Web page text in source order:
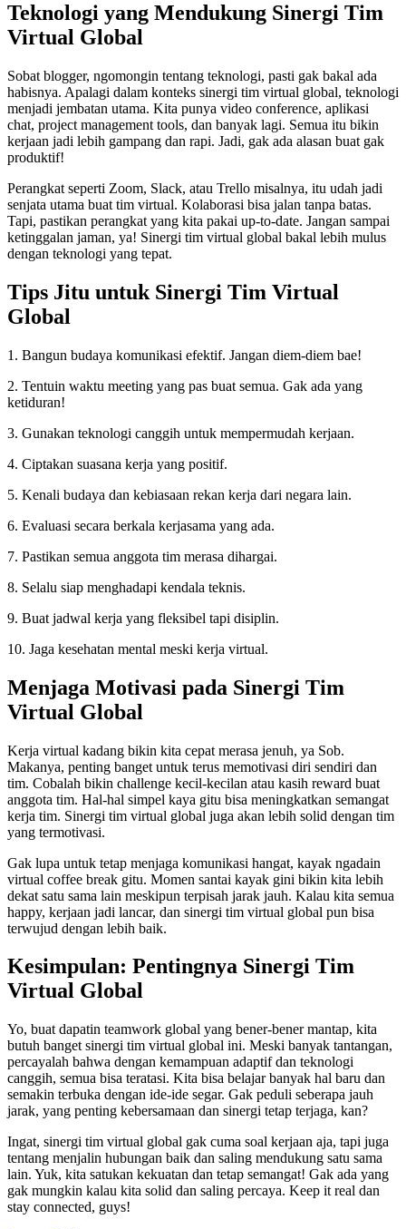
Teknologi yang Mendukung Sinergi Tim
Virtual Global
Sobat blogger, ngomongin tentang teknologi, pasti gak bakal ada
habisnya. Apalagi dalam konteks sinergi tim virtual global, teknologi
menjadi jembatan utama. Kita punya video conference, aplikasi
chat, project management tools, dan banyak lagi. Semua itu bikin
kerjaan jadi lebih gampang dan rapi. Jadi, gak ada alasan buat gak
produktif!
Perangkat seperti Zoom, Slack, atau Trello misalnya, itu udah jadi
senjata utama buat tim virtual. Kolaborasi bisa jalan tanpa batas.
Tapi, pastikan perangkat yang kita pakai up-to-date. Jangan sampai
ketinggalan jaman, ya! Sinergi tim virtual global bakal lebih mulus
dengan teknologi yang tepat.
Tips Jitu untuk Sinergi Tim Virtual
Global
1. Bangun budaya komunikasi efektif. Jangan diem-diem bae!
2. Tentuin waktu meeting yang pas buat semua. Gak ada yang
ketiduran!
3. Gunakan teknologi canggih untuk mempermudah kerjaan.
4. Ciptakan suasana kerja yang positif.
5. Kenali budaya dan kebiasaan rekan kerja dari negara lain.
6. Evaluasi secara berkala kerjasama yang ada.
7. Pastikan semua anggota tim merasa dihargai.
8. Selalu siap menghadapi kendala teknis.
9. Buat jadwal kerja yang fleksibel tapi disiplin.
10. Jaga kesehatan mental meski kerja virtual.
Menjaga Motivasi pada Sinergi Tim
Virtual Global
Kerja virtual kadang bikin kita cepat merasa jenuh, ya Sob.
Makanya, penting banget untuk terus memotivasi diri sendiri dan
tim. Cobalah bikin challenge kecil-kecilan atau kasih reward buat
anggota tim. Hal-hal simpel kaya gitu bisa meningkatkan semangat
kerja tim. Sinergi tim virtual global juga akan lebih solid dengan tim
yang termotivasi.
Gak lupa untuk tetap menjaga komunikasi hangat, kayak ngadain
virtual coffee break gitu. Momen santai kayak gini bikin kita lebih
dekat satu sama lain meskipun terpisah jarak jauh. Kalau kita semua
happy, kerjaan jadi lancar, dan sinergi tim virtual global pun bisa
terwujud dengan lebih baik.
Kesimpulan: Pentingnya Sinergi Tim
Virtual Global
Yo, buat dapatin teamwork global yang bener-bener mantap, kita
butuh banget sinergi tim virtual global ini. Meski banyak tantangan,
percayalah bahwa dengan kemampuan adaptif dan teknologi
canggih, semua bisa teratasi. Kita bisa belajar banyak hal baru dan
semakin terbuka dengan ide-ide segar. Gak peduli seberapa jauh
jarak, yang penting kebersamaan dan sinergi tetap terjaga, kan?
Ingat, sinergi tim virtual global gak cuma soal kerjaan aja, tapi juga
tentang menjalin hubungan baik dan saling mendukung satu sama
lain. Yuk, kita satukan kekuatan dan tetap semangat! Gak ada yang
gak mungkin kalau kita solid dan saling percaya. Keep it real dan
stay connected, guys!